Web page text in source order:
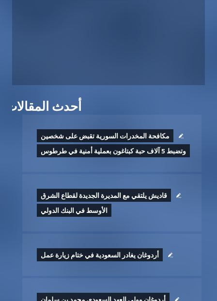
أحدث المقالات
مكافحة المخدرات السورية تقبض على شخصين
وتضبط 5 آلاف حبة كبتاغون بعملية أمنية في طرطوس
قاديش يلتقي مع المديرة الجديدة لقطاع الشرق
الأوسط في البنك الدولي
أردوغان يغادر السعودية في ختام زيارة عمل